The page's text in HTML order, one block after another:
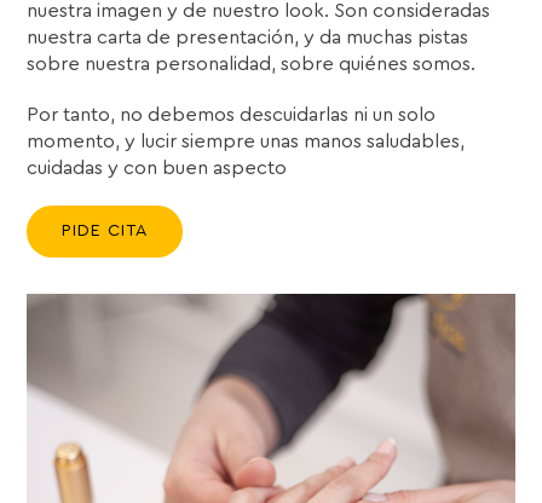
nuestra imagen y de nuestro look. Son consideradas
nuestra carta de presentación, y da muchas pistas
sobre nuestra personalidad, sobre quiénes somos.
Por tanto, no debemos descuidarlas ni un solo
momento, y lucir siempre unas manos saludables,
cuidadas y con buen aspecto
PIDE CITA